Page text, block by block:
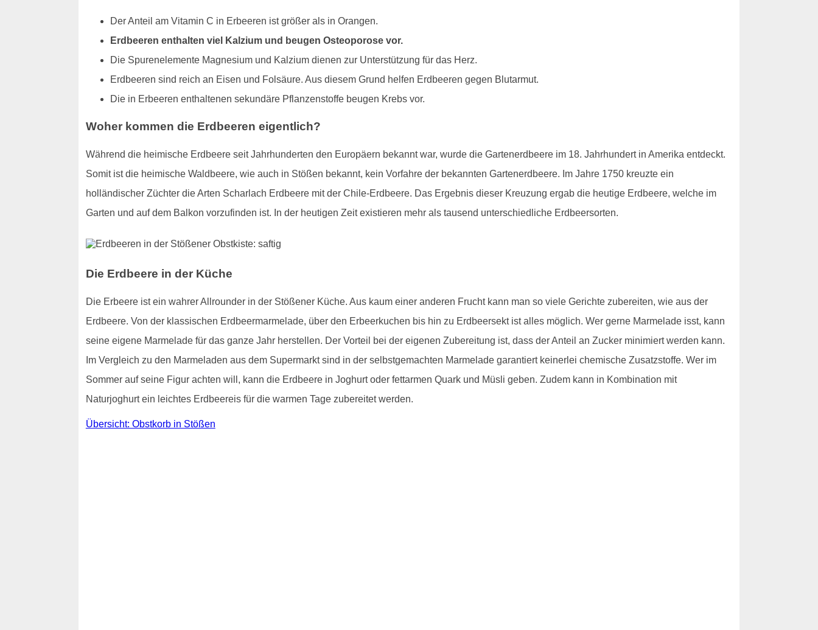
Der Anteil am Vitamin C in Erbeeren ist größer als in Orangen.
Erdbeeren enthalten viel Kalzium und beugen Osteoporose vor.
Die Spurenelemente Magnesium und Kalzium dienen zur Unterstützung für das Herz.
Erdbeeren sind reich an Eisen und Folsäure. Aus diesem Grund helfen Erdbeeren gegen Blutarmut.
Die in Erbeeren enthaltenen sekundäre Pflanzenstoffe beugen Krebs vor.
Woher kommen die Erdbeeren eigentlich?
Während die heimische Erdbeere seit Jahrhunderten den Europäern bekannt war, wurde die Gartenerdbeere im 18. Jahrhundert in Amerika entdeckt.
Somit ist die heimische Waldbeere, wie auch in Stößen bekannt, kein Vorfahre der bekannten Gartenerdbeere. Im Jahre 1750 kreuzte ein
holländischer Züchter die Arten Scharlach Erdbeere mit der Chile-Erdbeere. Das Ergebnis dieser Kreuzung ergab die heutige Erdbeere, welche im
Garten und auf dem Balkon vorzufinden ist. In der heutigen Zeit existieren mehr als tausend unterschiedliche Erdbeersorten.
Die Erdbeere in der Küche
Die Erbeere ist ein wahrer Allrounder in der Stößener Küche. Aus kaum einer anderen Frucht kann man so viele Gerichte zubereiten, wie aus der
Erdbeere. Von der klassischen Erdbeermarmelade, über den Erbeerkuchen bis hin zu Erdbeersekt ist alles möglich. Wer gerne Marmelade isst, kann
seine eigene Marmelade für das ganze Jahr herstellen. Der Vorteil bei der eigenen Zubereitung ist, dass der Anteil an Zucker minimiert werden kann.
Im Vergleich zu den Marmeladen aus dem Supermarkt sind in der selbstgemachten Marmelade garantiert keinerlei chemische Zusatzstoffe. Wer im
Sommer auf seine Figur achten will, kann die Erdbeere in Joghurt oder fettarmen Quark und Müsli geben. Zudem kann in Kombination mit
Naturjoghurt ein leichtes Erdbeereis für die warmen Tage zubereitet werden.
Übersicht: Obstkorb in Stößen